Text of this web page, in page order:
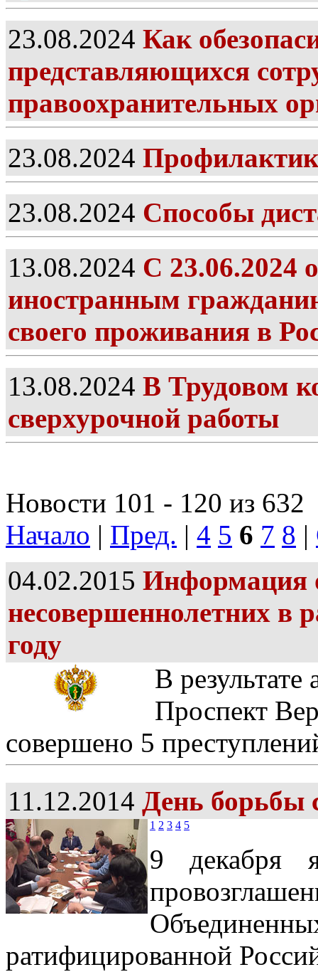
23.08.2024 Как
представляющихся
правоохранительных
23.08.2024
23.08.2024 Способы
13.08.2024 С 23.06.2024
иностранным
своего проживания в
13.08.2024 В Трудовом
сверхурочной работы
Новости 101 - 120 из 632
Начало | Пред. | 4 5 6 7 8 |
04.02.2015 Информация
несовершеннолетних в
году
В результате
Проспект
совершено 5
11.12.2014 День борьбы
1 2 3 4 5
9 декабря
ратифицированной